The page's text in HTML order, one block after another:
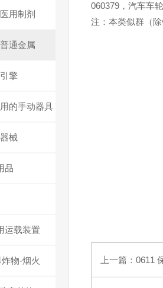
用制剂
通金属
擎
的手动器具
械
品
运载装置
物-烟火
060379，汽车车
注：本类似群（
上一篇： 0611